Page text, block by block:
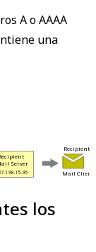
A o AAAA
una
Server
Mail Client
Recipient
los